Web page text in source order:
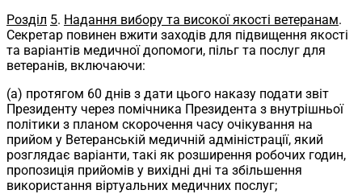
Розділ 5. Надання вибору та високої якості ветеранам.
Секретар повинен вжити заходів для підвищення якості
та варіантів медичної допомоги, пільг та послуг для
ветеранів, включаючи:
(a) протягом 60 днів з дати цього наказу подати звіт
Президенту через помічника Президента з внутрішньої
політики з планом скорочення часу очікування на
прийом у Ветеранській медичній адміністрації, який
розглядає варіанти, такі як розширення робочих годин,
пропозиція прийомів у вихідні дні та збільшення
використання віртуальних медичних послуг;